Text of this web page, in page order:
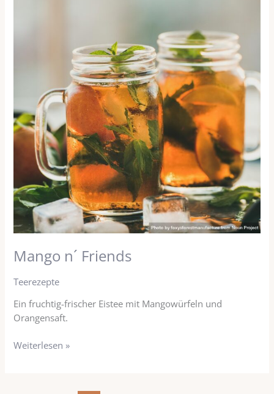
Mango n´ Friends
Teerezepte
Ein fruchtig-frischer Eistee mit Mangowürfeln und
Orangensaft.
Weiterlesen »